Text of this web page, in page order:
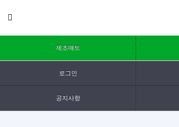
제초매트
로그인
공지사항